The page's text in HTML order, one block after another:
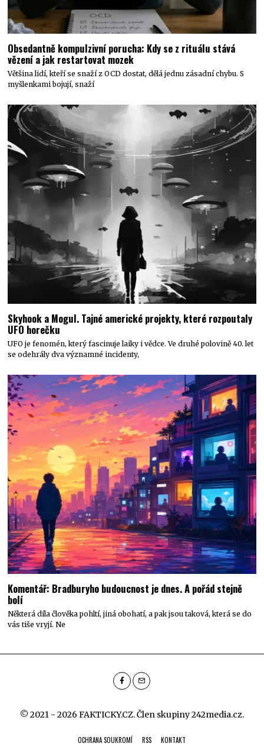
Obsedantně kompulzivní porucha: Kdy se z rituálu stává
vězení a jak restartovat mozek
Většina lidí, kteří se snaží z OCD dostat, dělá jednu zásadní chybu. S
myšlenkami bojují, snaží
Skyhook a Mogul. Tajné americké projekty, které rozpoutaly
UFO horečku
UFO je fenomén, který fascinuje laiky i vědce. Ve druhé polovině 40. let
se odehrály dva významné incidenty,
Komentář: Bradburyho budoucnost je dnes. A pořád stejně
bolí
Některá díla člověka pohltí, jiná obohatí, a pak jsou taková, která se do
vás tiše vryjí. Ne
© 2021 - 2026 FAKTICKY.CZ. Člen skupiny242media.cz.
OCHRANA SOUKROMÍ RSS KONTAKT